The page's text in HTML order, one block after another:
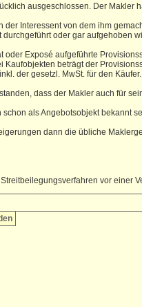
ausgeschlossen. Der
der Interessent von dem ihm
oder gar aufgehoben
oder Exposé aufgeführte
Kaufobjekten beträgt der
der gesetzl. MwSt. für den Käufer.
dass der Makler auch für
als Angebotsobjekt bekannt
dann die übliche
vor einer